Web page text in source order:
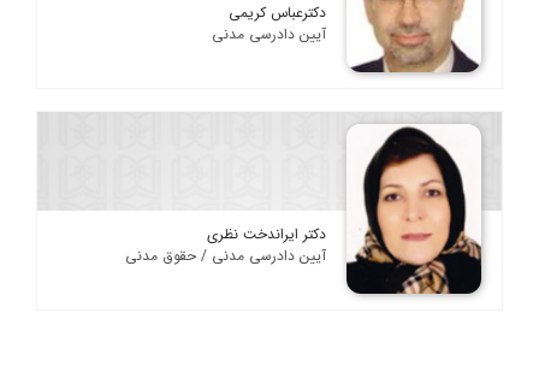
دکترعباس کریمی
آیین دادرسی مدنی
دکتر ایراندخت نظری
آیین دادرسی مدنی / حقوق مدنی